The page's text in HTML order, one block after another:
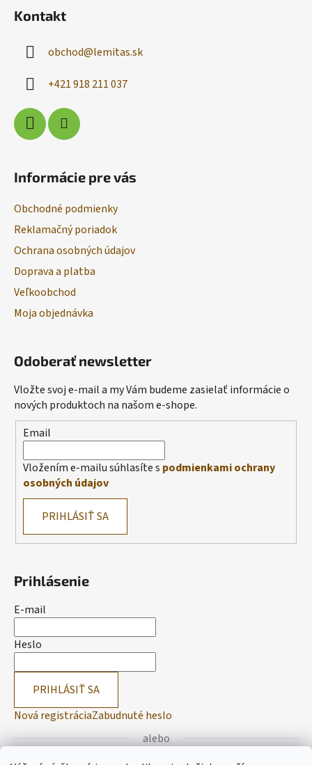
Kontakt
obchod@lemitas.sk
+421 918 211 037
Informácie pre vás
Obchodné podmienky
Reklamačný poriadok
Ochrana osobných údajov
Doprava a platba
Veľkoobchod
Moja objednávka
Odoberať newsletter
Vložte svoj e-mail a my Vám budeme zasielať informácie o
nových produktoch na našom e-shope.
Email
Vložením e-mailu súhlasíte s podmienkami ochrany
osobných údajov
PRIHLÁSIŤ SA
Prihlásenie
E-mail
Heslo
PRIHLÁSIŤ SA
Nová registráciaZabudnuté heslo
alebo